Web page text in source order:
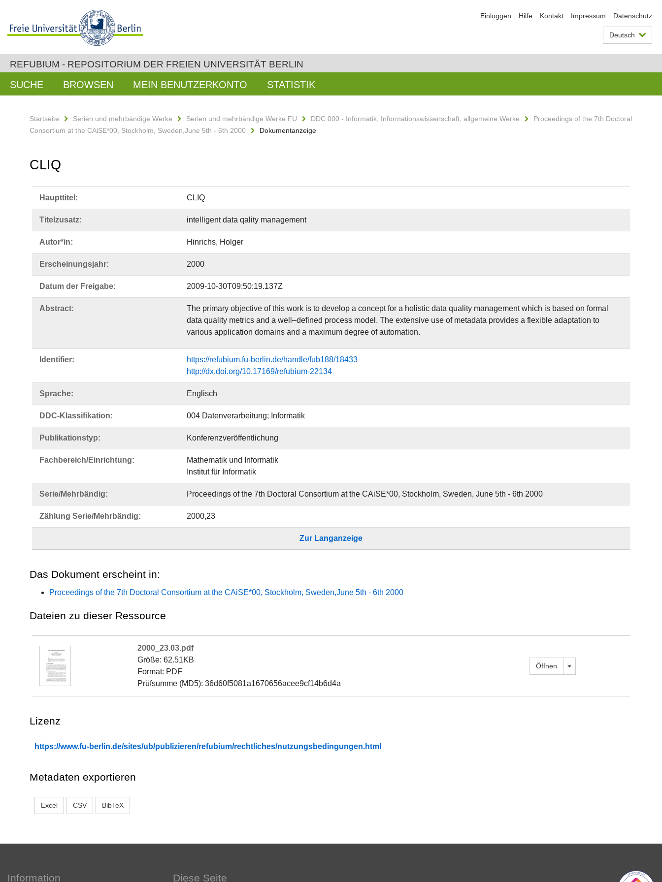
Einloggen Hilfe Kontakt Impressum Datenschutz
Deutsch
REFUBIUM - REPOSITORIUM DER FREIEN UNIVERSITÄT BERLIN
SUCHE BROWSEN MEIN BENUTZERKONTO STATISTIK
Startseite Serien und mehrbändige Werke Serien und mehrbändige Werke FU DDC 000 - Informatik, Informationswissenschaft, allgemeine Werke
Proceedings of the 7th Doctoral
Consortium at the CAiSE*00, Stockholm, Sweden,June 5th - 6th 2000
Dokumentanzeige
CLIQ
Haupttitel: CLIQ
Titelzusatz: intelligent data qality management
Autor*in: Hinrichs, Holger
Erscheinungsjahr: 2000
Datum der Freigabe: 2009-10-30T09:50:19.137Z
Abstract:
The primary objective of this work is to develop a concept for a holistic data quality management which is based on formal
data quality metrics and a well–defined process model. The extensive use of metadata provides a flexible adaptation to
various application domains and a maximum degree of automation.
Identifier:
https://refubium.fu-berlin.de/handle/fub188/18433
http://dx.doi.org/10.17169/refubium-22134
Sprache: Englisch
DDC-Klassifikation: 004 Datenverarbeitung; Informatik
Publikationstyp: Konferenzveröffentlichung
Fachbereich/Einrichtung:
Mathematik und Informatik
Institut für Informatik
Serie/Mehrbändig: Proceedings of the 7th Doctoral Consortium at the CAiSE*00, Stockholm, Sweden, June 5th - 6th 2000
Zählung Serie/Mehrbändig: 2000,23
Zur Langanzeige
Das Dokument erscheint in:
Proceedings of the 7th Doctoral Consortium at the CAiSE*00, Stockholm, Sweden,June 5th - 6th 2000
Dateien zu dieser Ressource
2000_23.03.pdf
Größe: 62.51KB
Format: PDF
Prüfsumme (MD5): 36d60f5081a1670656acee9cf14b6d4a
Öffnen Dropdown öffnen
Lizenz
https://www.fu-berlin.de/sites/ub/publizieren/refubium/rechtliches/nutzungsbedingungen.html
Metadaten exportieren
Excel CSV BibTeX
Information Diese Seite